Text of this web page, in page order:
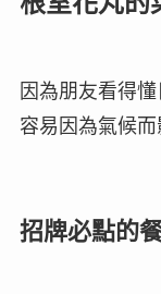
因為朋友看得
容易因為氣候
招牌必點的